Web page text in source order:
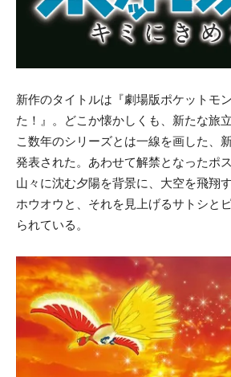
新作のタイトルは『劇場版ポケットモ
た！』。どこか懐かしくも、新たな旅
こ数年のシリーズとは一線を画した、
発表された。あわせて解禁となったポ
山々に沈む夕陽を背景に、大空を飛翔
ホウオウと、それを見上げるサトシと
られている。